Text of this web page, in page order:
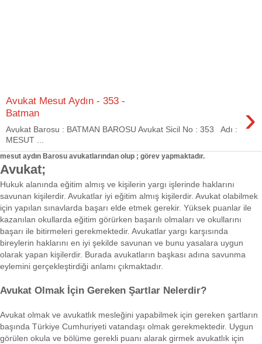
Avukat Mesut Aydın - 353 -
Batman
›
Avukat Barosu : BATMAN BAROSU Avukat Sicil No : 353 Adı :
MESUT ...
mesut aydın Barosu avukatlarından olup ; görev yapmaktadır.
Avukat;
Hukuk alanında eğitim almış ve kişilerin yargı işlerinde haklarını
savunan kişilerdir. Avukatlar iyi eğitim almış kişilerdir. Avukat olabilmek
için yapılan sınavlarda başarı elde etmek gerekir. Yüksek puanlar ile
kazanılan okullarda eğitim görürken başarılı olmaları ve okullarını
başarı ile bitirmeleri gerekmektedir. Avukatlar yargı karşısında
bireylerin haklarını en iyi şekilde savunan ve bunu yasalara uygun
olarak yapan kişilerdir. Burada avukatların başkası adına savunma
eylemini gerçekleştirdiği anlamı çıkmaktadır.
Avukat Olmak İçin Gereken Şartlar Nelerdir?
Avukat olmak ve avukatlık mesleğini yapabilmek için gereken şartların
başında Türkiye Cumhuriyeti vatandaşı olmak gerekmektedir. Uygun
görülen okula ve bölüme gerekli puanı alarak girmek avukatlık için